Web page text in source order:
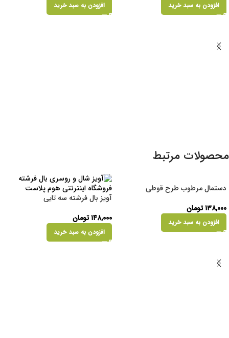
افزودن به سبد خرید افزودن به سبد خرید
محصولات مرتبط
دستمال مرطوب طرح قوطی
۱۳۸,۰۰۰تومان
افزودن به سبد خرید
آویز بال فرشته سه تایی
۱۴۸,۰۰۰تومان
افزودن به سبد خرید